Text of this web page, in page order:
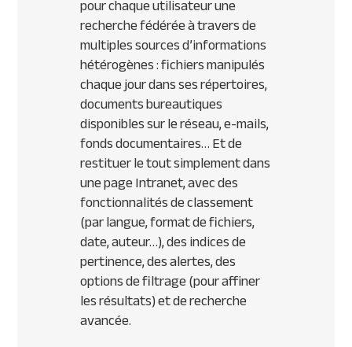
pour chaque utilisateur une
recherche fédérée à travers de
multiples sources d’informations
hétérogènes : fichiers manipulés
chaque jour dans ses répertoires,
documents bureautiques
disponibles sur le réseau, e-mails,
fonds documentaires… Et de
restituer le tout simplement dans
une page Intranet, avec des
fonctionnalités de classement
(par langue, format de fichiers,
date, auteur…), des indices de
pertinence, des alertes, des
options de filtrage (pour affiner
les résultats) et de recherche
avancée.